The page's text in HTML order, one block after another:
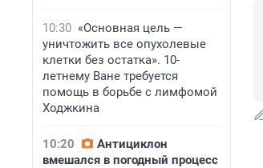
10:30 «Основная цель —
уничтожить все опухолевые
клетки без остатка». 10-
летнему Ване требуется
помощь в борьбе с лимфомой
Ходжкина
10:20
Антициклон
вмешался в погодный процесс